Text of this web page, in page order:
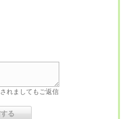
れましてもご返信